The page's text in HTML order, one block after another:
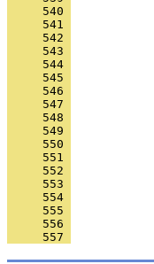
     540
     541
     542
     543
     544
     545
     546
     547
     548
     549
     550
     551
     552
     553
     554
     555
     556
     557